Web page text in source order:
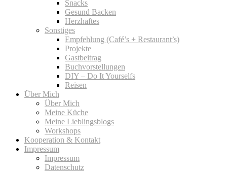
Snacks
Gesund Backen
Herzhaftes
Sonstiges
Empfehlung (Café’s + Restaurant’s)
Projekte
Gastbeitrag
Buchvorstellungen
DIY – Do It Yourselfs
Reisen
Über Mich
Über Mich
Meine Küche
Meine Lieblingsblogs
Workshops
Kooperation & Kontakt
Impressum
Impressum
Datenschutz